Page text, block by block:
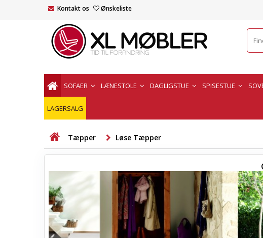
Kontakt os Ønskeliste
SOFAER LÆNESTOLE DAGLIGSTUE SPISESTUE
LAGERSALG
Tæpper Løse Tæpper